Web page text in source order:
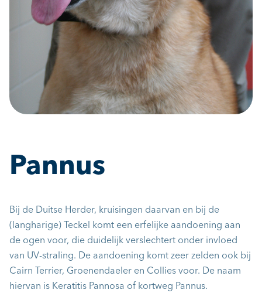
Pannus
Bij de Duitse Herder, kruisingen daarvan en bij de
(langharige) Teckel komt een erfelijke aandoening aan
de ogen voor, die duidelijk verslechtert onder invloed
van UV-straling. De aandoening komt zeer zelden ook bij
Cairn Terrier, Groenendaeler en Collies voor. De naam
hiervan is Keratitis Pannosa of kortweg Pannus.